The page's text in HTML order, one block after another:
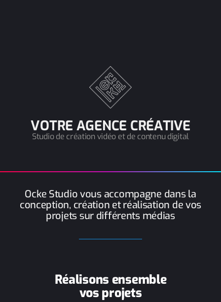
VOTRE AGENCE CRÉATIVE
Studio de création vidéo et de contenu digital
Ocke Studio vous accompagne dans la
conception, création et réalisation de vos
projets sur différents médias
Réalisons ensemble
vos projets